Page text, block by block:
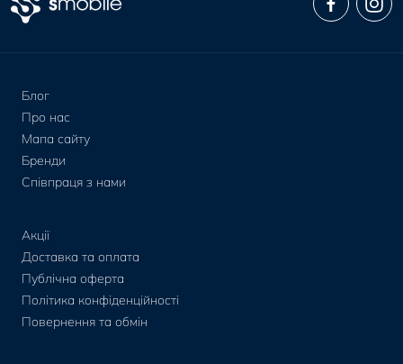
Блог
Про нас
Мапа сайту
Бренди
Співпраця з нами
Акції
Доставка та оплата
Публічна оферта
Політика конфіденційності
Повернення та обмін